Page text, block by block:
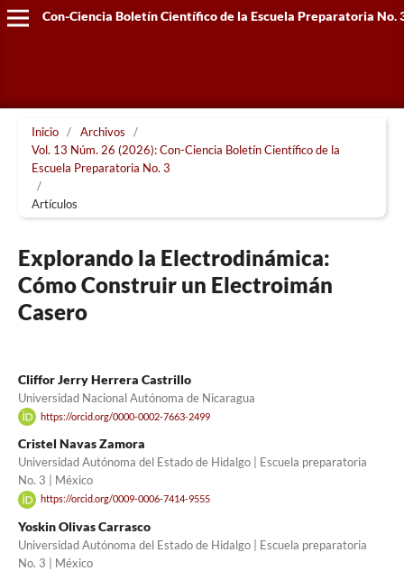
Con-Ciencia Boletín Científico de la Escuela Preparatoria No.
Inicio / Archivos
/
Vol. 13 Núm. 26 (2026): Con-Ciencia Boletín Científico de la
Escuela Preparatoria No. 3
/
Artículos
Explorando la Electrodinámica:
Cómo Construir un Electroimán
Casero
Cliffor Jerry Herrera Castrillo
Universidad Nacional Autónoma de Nicaragua
https://orcid.org/0000-0002-7663-2499
Cristel Navas Zamora
Universidad Autónoma del Estado de Hidalgo | Escuela preparatoria
No. 3 | México
https://orcid.org/0009-0006-7414-9555
Yoskin Olivas Carrasco
Universidad Autónoma del Estado de Hidalgo | Escuela preparatoria
No. 3 | México